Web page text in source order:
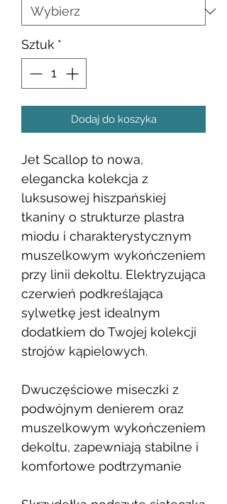
Sztuk *
Dodaj do koszyka
Jet Scallop to nowa,
elegancka kolekcja z
luksusowej hiszpańskiej
tkaniny o strukturze plastra
miodu i charakterystycznym
muszelkowym wykończeniem
przy linii dekoltu. Elektryzująca
czerwień podkreślająca
sylwetkę jest idealnym
dodatkiem do Twojej kolekcji
strojów kąpielowych.
Dwuczęściowe miseczki z
podwójnym denierem oraz
muszelkowym wykończeniem
dekoltu, zapewniają stabilne i
komfortowe podtrzymanie